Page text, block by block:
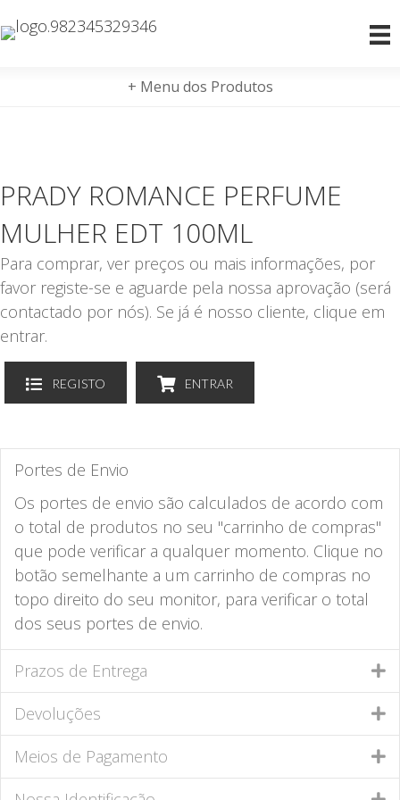
+ Menu dos Produtos
PRADY ROMANCE PERFUME
MULHER EDT 100ML
Para comprar, ver preços ou mais informações, por
favor registe-se e aguarde pela nossa aprovação (será
contactado por nós). Se já é nosso cliente, clique em
entrar.
REGISTO ENTRAR
Portes de Envio
Os portes de envio são calculados de acordo com
o total de produtos no seu "carrinho de compras"
que pode verificar a qualquer momento. Clique no
botão semelhante a um carrinho de compras no
topo direito do seu monitor, para verificar o total
dos seus portes de envio.
Prazos de Entrega
Devoluções
Meios de Pagamento